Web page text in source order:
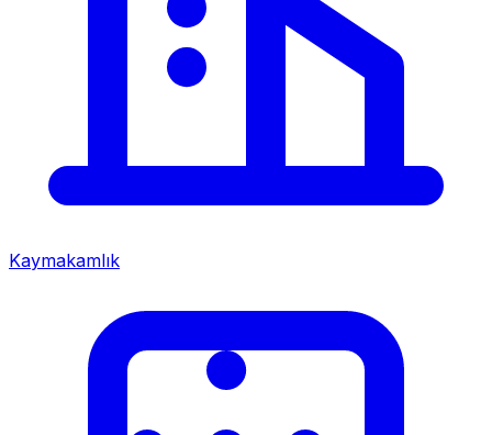
Kaymakamlık